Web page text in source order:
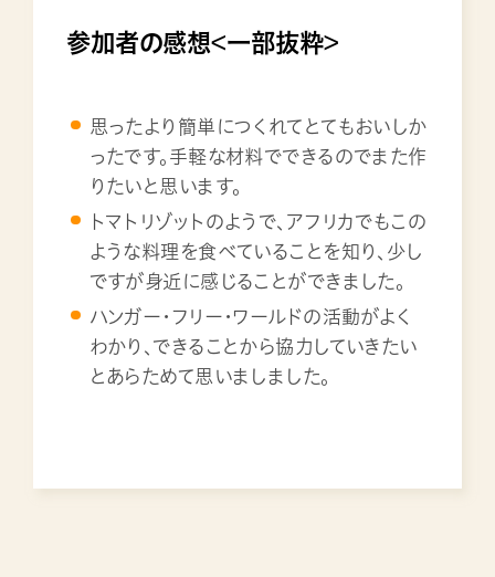
参加者の感想<一部抜粋>
思ったより簡単につくれてとてもおいしか
ったです。手軽な材料でできるのでまた作
りたいと思います。
トマトリゾットのようで、アフリカでもこの
ような料理を食べていることを知り、少し
ですが身近に感じることができました。
ハンガー・フリー・ワールドの活動がよく
わかり、できることから協力していきたい
とあらためて思いましました。